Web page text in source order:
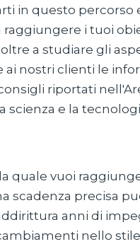
in questo percorso
i tuoi
a studiare gli
nostri clienti le
riportati
e la
quale vuoi
scadenza precisa
anni di
nello